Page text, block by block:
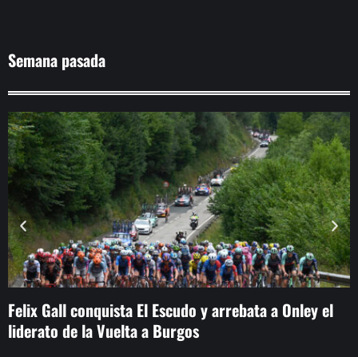
Semana pasada
Felix Gall conquista El Escudo y arrebata a Onley el
liderato de la Vuelta a Burgos